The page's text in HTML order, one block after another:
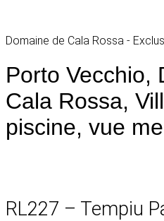
Domaine de Cala Rossa -
Porto Vecchio,
Cala Rossa,
piscine, vue
RL227 – Tempiu